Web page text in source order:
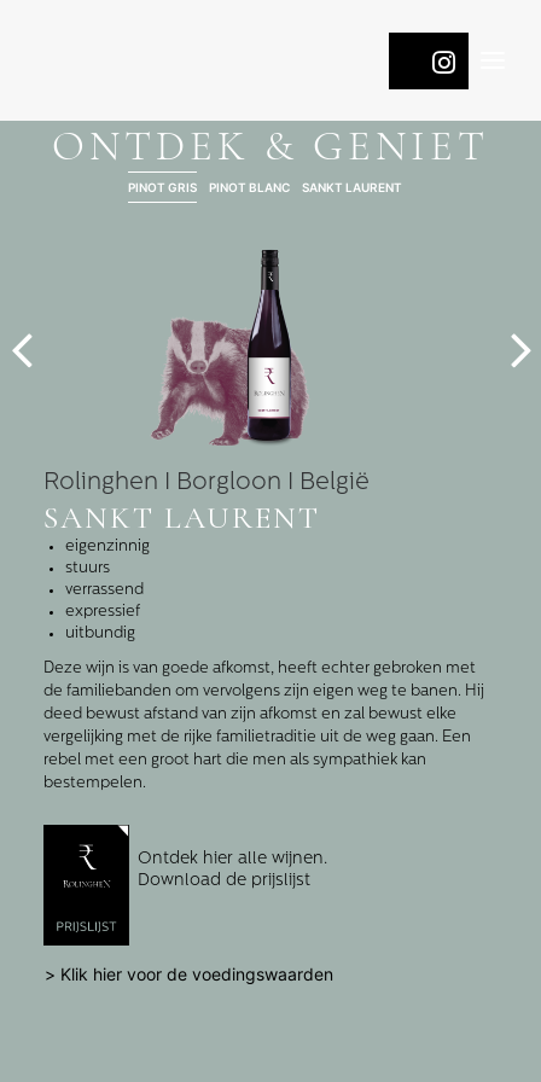
ONTDEK DE DRUIVEN
ONTDEK & GENIET
PINOT GRIS PINOT BLANC SANKT LAURENT
Rolinghen I Borgloon I België
SANKT LAURENT
eigenzinnig
stuurs
verrassend
expressief
uitbundig
Deze wijn is van goede afkomst, heeft echter gebroken met
de familiebanden om vervolgens zijn eigen weg te banen. Hij
deed bewust afstand van zijn afkomst en zal bewust elke
vergelijking met de rijke familietraditie uit de weg gaan. Een
rebel met een groot hart die men als sympathiek kan
bestempelen.
Ontdek hier alle wijnen.
Download de prijslijst
> Klik hier voor de voedingswaarden